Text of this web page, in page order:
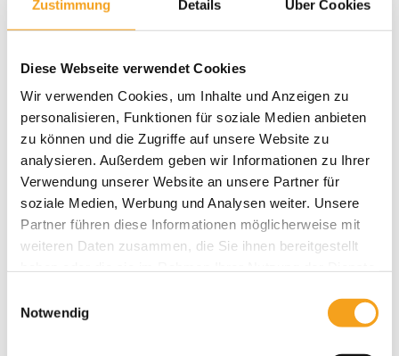
Zustimmung Details Über Cookies
Diese Webseite verwendet Cookies
Wir verwenden Cookies, um Inhalte und Anzeigen zu
personalisieren, Funktionen für soziale Medien anbieten
zu können und die Zugriffe auf unsere Website zu
analysieren. Außerdem geben wir Informationen zu Ihrer
Verwendung unserer Website an unsere Partner für
soziale Medien, Werbung und Analysen weiter. Unsere
Partner führen diese Informationen möglicherweise mit
weiteren Daten zusammen, die Sie ihnen bereitgestellt
Notwendig